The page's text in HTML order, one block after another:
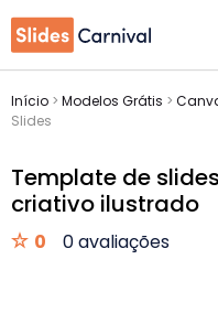
Início > Modelos Grátis >
Slides
Template de
criativo ilustrado
0 0 avaliações